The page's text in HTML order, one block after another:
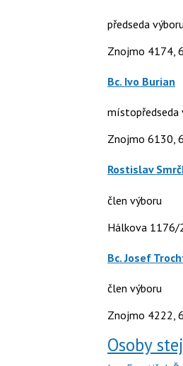
předseda výboru
Znojmo 4174,
Bc. Ivo Burian
místopředseda
Znojmo 6130,
Rostislav
člen výboru
Hálkova 1176/
Bc. Josef
člen výboru
Znojmo 4222,
Osoby